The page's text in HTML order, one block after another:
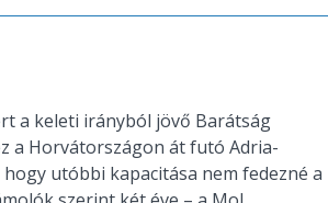
a keleti irányból jövő Barátság
a Horvátországon át futó Adria-
utóbbi kapacitása nem fedezné a